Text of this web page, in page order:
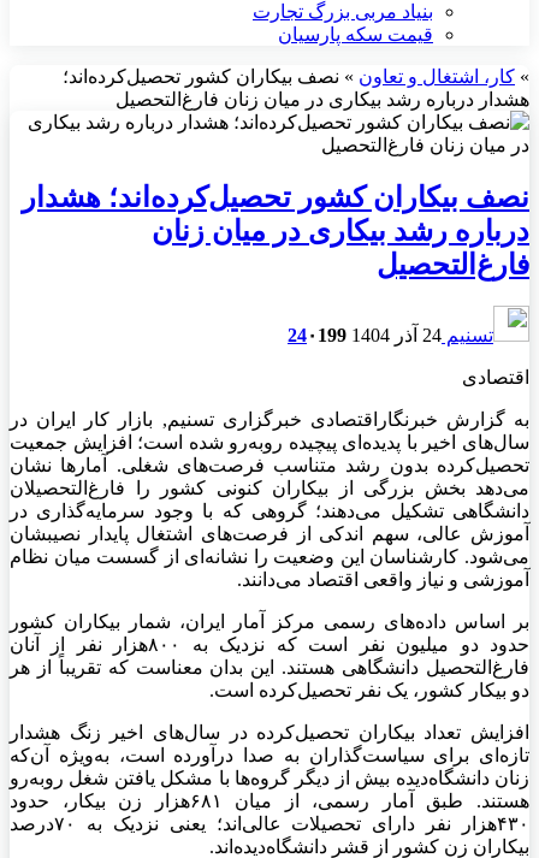
بنیاد مربی بزرگ تجارت
قیمت سکه پارسیان
» کار، اشتغال و تعاون » نصف بیکاران کشور تحصیل‌کرده‌اند؛
هشدار درباره رشد بیکاری در میان زنان فارغ‌التحصیل
نصف بیکاران کشور تحصیل‌کرده‌اند؛ هشدار
درباره رشد بیکاری در میان زنان
فارغ‌التحصیل
تسنیم 24 آذر 1404 24۰ 199
اقتصادی
به گزارش خبرنگاراقتصادی خبرگزاری تسنیم, بازار کار ایران در
سال‌های اخیر با پدیده‌ای پیچیده روبه‌رو شده است؛ افزایش جمعیت
تحصیل‌کرده بدون رشد متناسب فرصت‌های شغلی. آمارها نشان
می‌دهد بخش بزرگی از بیکاران کنونی کشور را فارغ‌التحصیلان
دانشگاهی تشکیل می‌دهند؛ گروهی که با وجود سرمایه‌گذاری در
آموزش عالی، سهم اندکی از فرصت‌های اشتغال پایدار نصیبشان
می‌شود. کارشناسان این وضعیت را نشانه‌ای از گسست میان نظام
آموزشی و نیاز واقعی اقتصاد می‌دانند.
بر اساس داده‌های رسمی مرکز آمار ایران، شمار بیکاران کشور
حدود دو میلیون نفر است که نزدیک به ۸۰۰هزار نفر از آنان
فارغ‌التحصیل دانشگاهی‌ هستند. این بدان معناست که تقریباً از هر
دو بیکار کشور، یک نفر تحصیل‌کرده است.
افزایش تعداد بیکاران تحصیل‌کرده در سال‌های اخیر زنگ هشدار
تازه‌ای برای سیاست‌گذاران به صدا درآورده است، به‌ویژه آن‌که
زنان دانشگاه‌دیده بیش از دیگر گروه‌ها با مشکل یافتن شغل روبه‌رو
هستند. طبق آمار رسمی، از میان ۶۸۱هزار زن بیکار، حدود
۴۳۰هزار نفر دارای تحصیلات عالی‌اند؛ یعنی نزدیک به ۷۰درصد
بیکاران زن کشور از قشر دانشگاه‌دیده‌اند.